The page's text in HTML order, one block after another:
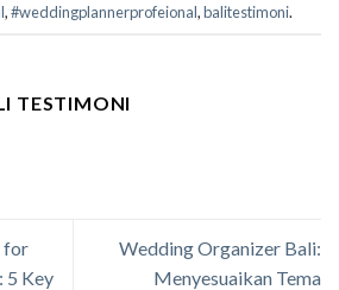
,#weddingplannerprofeional,balitestimoni.
TESTIMONI
for
5 Key
Wedding Organizer Bali:
Menyesuaikan Tema